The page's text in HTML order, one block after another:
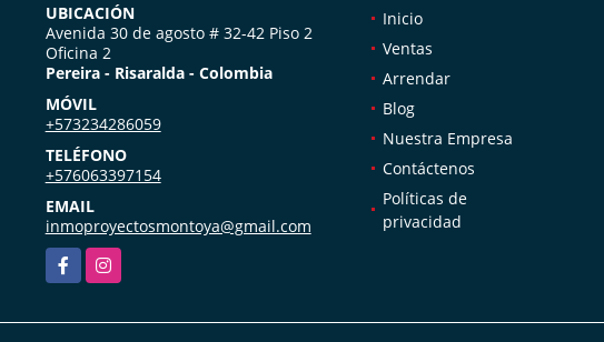
UBICACIÓN
Avenida 30 de agosto # 32-42 Piso 2
Oficina 2
Pereira - Risaralda - Colombia
MÓVIL
+573234286059
TELÉFONO
+576063397154
EMAIL
inmoproyectosmontoya@gmail.com
FacebookInstagram
Inicio
Ventas
Arrendar
Blog
Nuestra Empresa
Contáctenos
Políticas de
privacidad